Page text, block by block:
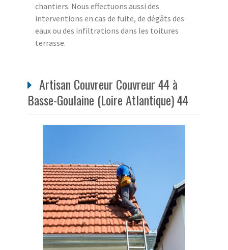
chantiers. Nous effectuons aussi des
interventions en cas de fuite, de dégâts des
eaux ou des infiltrations dans les toitures
terrasse.
Artisan Couvreur Couvreur 44 à
Basse-Goulaine (Loire Atlantique) 44